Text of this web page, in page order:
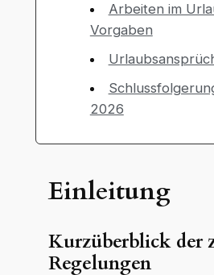
Arbeiten im
Vorgaben
2026
Einleitung
Kurzüberblick der
Regelungen